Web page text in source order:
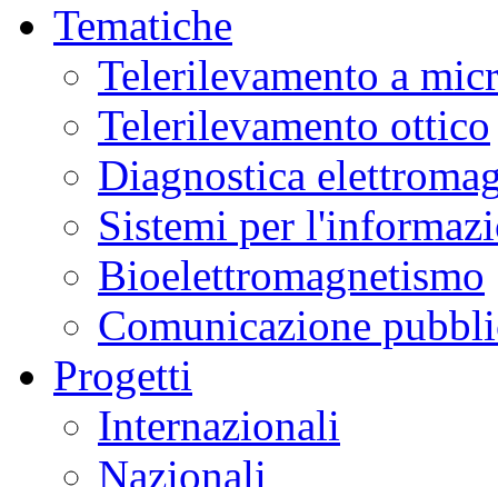
Tematiche
Telerilevamento a
Telerilevamento ottico
Diagnostica
Sistemi per
Bioelettromagnetismo
Comunicazione
Progetti
Internazionali
Nazionali